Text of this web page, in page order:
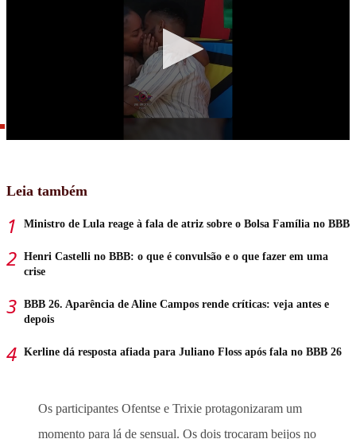
Leia também
Ministro de Lula reage à fala de atriz sobre o Bolsa Família no BBB
Henri Castelli no BBB: o que é convulsão e o que fazer em uma
crise
BBB 26. Aparência de Aline Campos rende críticas: veja antes e
depois
Kerline dá resposta afiada para Juliano Floss após fala no BBB 26
Os participantes Ofentse e Trixie protagonizaram um
momento para lá de sensual. Os dois trocaram beijos no